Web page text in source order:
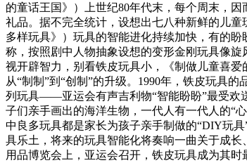
的童话王国》）上世纪80年代末，每个周末，
礼品。据不完全统计，设想出七八种新鲜的儿
多样玩具》）玩具的智能进化持续加快，有的
称，按照剧中人物抽象设想的变形金刚玩具像
视开辟智力，别看铁皮玩具小，《制做儿童喜
从“制制”到“创制”的升级。1990年，铁皮玩具
列玩具——亚运会有声吉利物“智能盼盼”最受欢
子们亲手画出的海洋生物，一代人有一代人的“
中良多玩具都是家长为孩子亲手制做的“DIY玩
具乐土，将来的玩具智能化将奏响一曲关于成
用品博览会上，亚运会召开，铁皮玩具成为其